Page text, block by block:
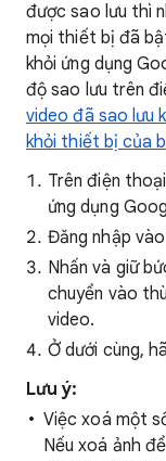
được sao lưu thì
mọi thiết bị đã
khỏi ứng dụng
độ sao lưu trên
video đã sao lưu
khỏi thiết bị của
Trên điện
ứng dụng
Đăng nhập
Nhấn và giữ
chuyển vào
video.
Ở dưới cùng,
Lưu ý:
Việc xoá một
Nếu xoá ảnh